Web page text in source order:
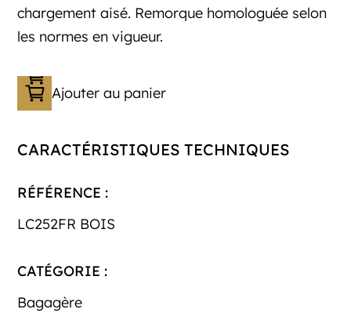
chargement aisé. Remorque homologuée selon
les normes en vigueur.
Ajouter au panier
CARACTÉRISTIQUES TECHNIQUES
RÉFÉRENCE :
LC252FR BOIS
CATÉGORIE :
Bagagère